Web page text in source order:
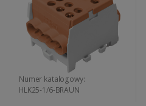
Numer katalogowy:
HLK25-1/6-BRAUN